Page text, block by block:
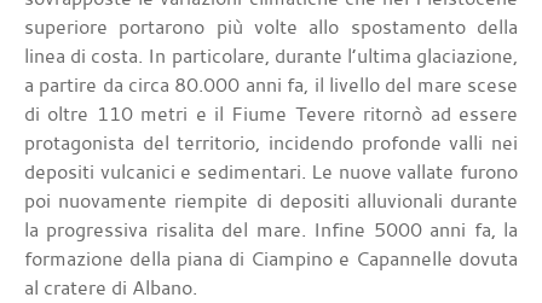
superiore portarono più volte allo spostamento della
linea di costa. In particolare, durante l’ultima glaciazione,
a partire da circa 80.000 anni fa, il livello del mare scese
di oltre 110 metri e il Fiume Tevere ritornò ad essere
protagonista del territorio, incidendo profonde valli nei
depositi vulcanici e sedimentari. Le nuove vallate furono
poi nuovamente riempite di depositi alluvionali durante
la progressiva risalita del mare. Infine 5000 anni fa, la
formazione della piana di Ciampino e Capannelle dovuta
al cratere di Albano.